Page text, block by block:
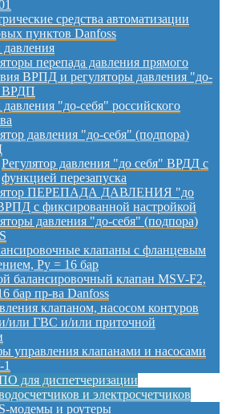
средства автоматизации
пунктов Danfoss
давления
перепада давления прямого
ВРПД и регуляторы давления "до-
ВРДП
давления "до-себя" российского
давления "до-себя" (подпора)
Регулятор давления "до себя" ВРДД с
функцией перезапуска
ПЕРЕПАДА ДАВЛЕНИЯ "до
с фиксированной настройкой
давления "до-себя" (подпора)
клапаны с фланцевым
Py = 16 бар
балансировочный клапан MSV-F2,
бар пр-ва Danfoss
клапаном, насосом контуров
или ГВС и/или приточной
управления клапанами и насосами
для диспетчеризации
и электросчетчиков
модемы и роутеры